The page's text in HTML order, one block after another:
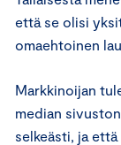
että se olisi
omaehtoinen
Markkinoijan
median
selkeästi, ja